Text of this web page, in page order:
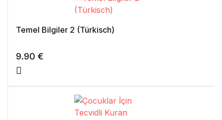
Temel Bilgiler 2 (Türkisch)
9.90 €